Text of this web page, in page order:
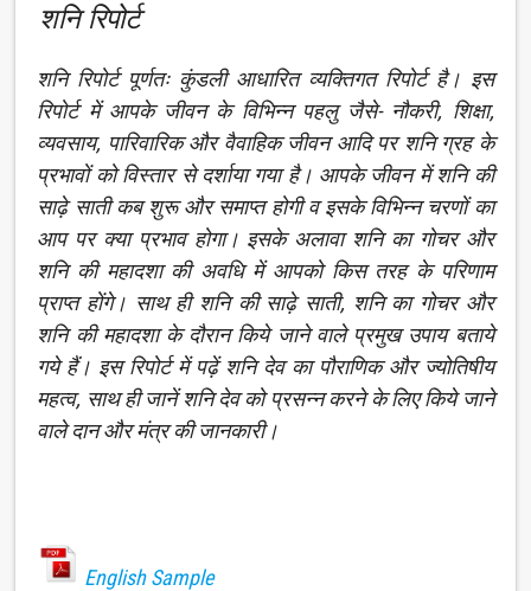
शनि रिपोर्ट
शनि रिपोर्ट पूर्णतः कुंडली आधारित व्यक्तिगत रिपोर्ट है। इस
रिपोर्ट में आपके जीवन के विभिन्न पहलु जैसे- नौकरी, शिक्षा,
व्यवसाय, पारिवारिक और वैवाहिक जीवन आदि पर शनि ग्रह के
प्रभावों को विस्तार से दर्शाया गया है। आपके जीवन में शनि की
साढ़े साती कब शुरू और समाप्त होगी व इसके विभिन्न चरणों का
आप पर क्या प्रभाव होगा। इसके अलावा शनि का गोचर और
शनि की महादशा की अवधि में आपको किस तरह के परिणाम
प्राप्त होंगे। साथ ही शनि की साढ़े साती, शनि का गोचर और
शनि की महादशा के दौरान किये जाने वाले प्रमुख उपाय बताये
गये हैं। इस रिपोर्ट में पढ़ें शनि देव का पौराणिक और ज्योतिषीय
महत्व, साथ ही जानें शनि देव को प्रसन्न करने के लिए किये जाने
वाले दान और मंत्र की जानकारी।
English Sample